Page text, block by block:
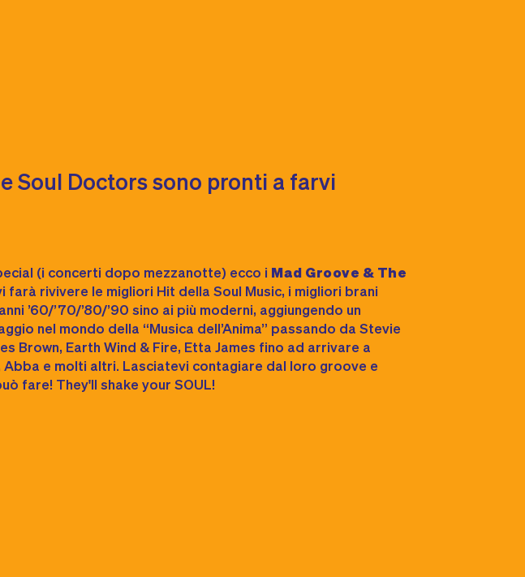
Soul Doctors sono pronti a farvi
(i concerti dopo mezzanotte) ecco i Mad Groove & The
farà rivivere le migliori Hit della Soul Music, i migliori brani
’60/’70/’80/’90 sino ai più moderni, aggiungendo un
nel mondo della “Musica dell’Anima” passando da Stevie
Brown, Earth Wind & Fire, Etta James fino ad arrivare a
Abba e molti altri. Lasciatevi contagiare dal loro groove e
fare! They'll shake your SOUL!